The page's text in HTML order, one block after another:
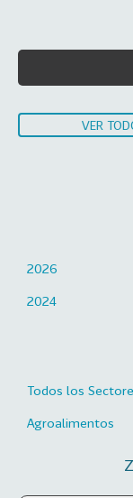
VER
2026
2024
Todos los
Agroalimentos